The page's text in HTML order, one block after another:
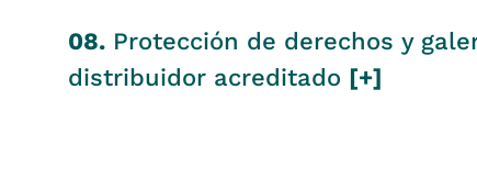
08. Protección de derechos y
distribuidor acreditado [+]